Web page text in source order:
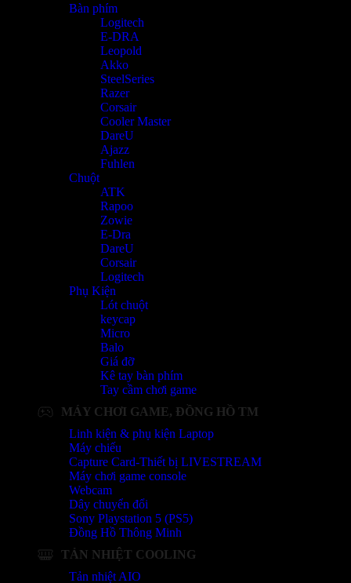
Bàn phím
Logitech
E-DRA
Leopold
Akko
SteelSeries
Razer
Corsair
Cooler Master
DareU
Ajazz
Fuhlen
Chuột
ATK
Rapoo
Zowie
E-Dra
DareU
Corsair
Logitech
Phụ Kiện
Lót chuột
keycap
Micro
Balo
Giá đỡ
Kê tay bàn phím
Tay cầm chơi game
MÁY CHƠI GAME, ĐỒNG HỒ TM
Linh kiện & phụ kiện Laptop
Máy chiếu
Capture Card-Thiết bị LIVESTREAM
Máy chơi game console
Webcam
Dây chuyển đổi
Sony Playstation 5 (PS5)
Đồng Hồ Thông Minh
TẢN NHIỆT COOLING
Tản nhiệt AIO